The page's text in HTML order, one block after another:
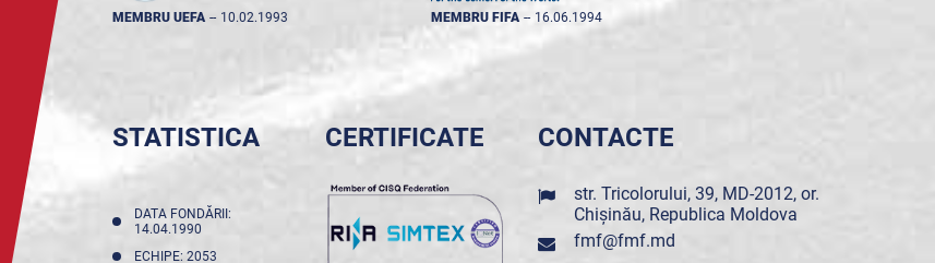
MEMBRU UEFA -- 10.02.1993 MEMBRU FIFA -- 16.06.1994
STATISTICA
DATA FONDĂRII:
14.04.1990
ECHIPE: 2053
CERTIFICATE CONTACTE
str. Tricolorului, 39, MD-2012, or.
Chișinău, Republica Moldova
fmf@fmf.md